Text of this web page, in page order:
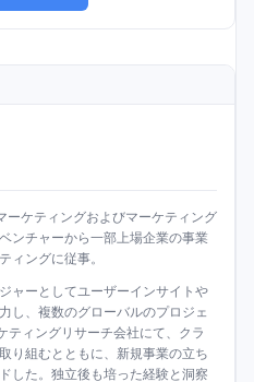
ーケティングおよびマーケティング
ンチャーから一部上場企業の事業
ィングに従事。
ャーとしてユーザーインサイトや
し、複数のグローバルのプロジェ
ィングリサーチ会社にて、クラ
り組むとともに、新規事業の立ち
した。独立後も培った経験と洞察